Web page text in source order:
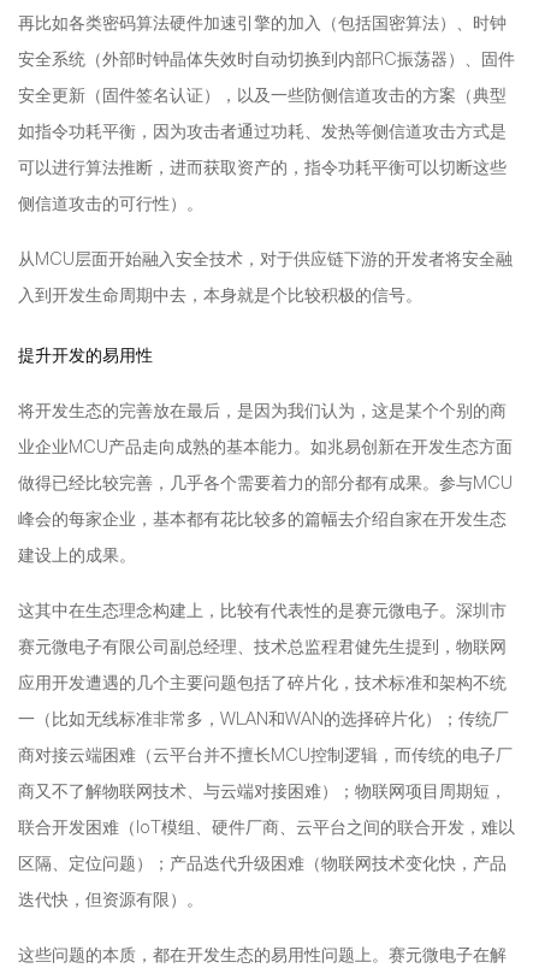
再比如各类密码算法硬件加速引擎的加入（包括国密算法）、时钟
安全系统（外部时钟晶体失效时自动切换到内部RC振荡器）、固件
安全更新（固件签名认证），以及一些防侧信道攻击的方案（典型
如指令功耗平衡，因为攻击者通过功耗、发热等侧信道攻击方式是
可以进行算法推断，进而获取资产的，指令功耗平衡可以切断这些
侧信道攻击的可行性）。
从MCU层面开始融入安全技术，对于供应链下游的开发者将安全融
入到开发生命周期中去，本身就是个比较积极的信号。
提升开发的易用性
将开发生态的完善放在最后，是因为我们认为，这是某个个别的商
业企业MCU产品走向成熟的基本能力。如兆易创新在开发生态方面
做得已经比较完善，几乎各个需要着力的部分都有成果。参与MCU
峰会的每家企业，基本都有花比较多的篇幅去介绍自家在开发生态
建设上的成果。
这其中在生态理念构建上，比较有代表性的是赛元微电子。深圳市
赛元微电子有限公司副总经理、技术总监程君健先生提到，物联网
应用开发遭遇的几个主要问题包括了碎片化，技术标准和架构不统
一（比如无线标准非常多，WLAN和WAN的选择碎片化）；传统厂
商对接云端困难（云平台并不擅长MCU控制逻辑，而传统的电子厂
商又不了解物联网技术、与云端对接困难）；物联网项目周期短，
联合开发困难（IoT模组、硬件厂商、云平台之间的联合开发，难以
区隔、定位问题）；产品迭代升级困难（物联网技术变化快，产品
迭代快，但资源有限）。
这些问题的本质，都在开发生态的易用性问题上。赛元微电子在解